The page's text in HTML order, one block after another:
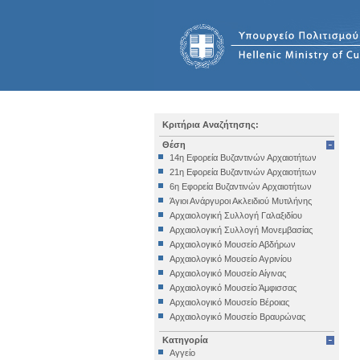
Κριτήρια Αναζήτησης:
Θέση
14η Εφορεία Βυζαντινών Αρχαιοτήτων
21η Εφορεία Βυζαντινών Αρχαιοτήτων
6η Εφορεία Βυζαντινών Αρχαιοτήτων
Άγιοι Ανάργυροι Ακλειδιού Μυτιλήνης
Αρχαιολογική Συλλογή Γαλαξιδίου
Αρχαιολογική Συλλογή Μονεμβασίας
Αρχαιολογικό Μουσείο Αβδήρων
Αρχαιολογικό Μουσείο Αγρινίου
Αρχαιολογικό Μουσείο Αίγινας
Αρχαιολογικό Μουσείο Άμφισσας
Αρχαιολογικό Μουσείο Βέροιας
Αρχαιολογικό Μουσείο Βραυρώνας
Αρχαιολογικό Μουσείο Δελφών
Αρχαιολογικό Μουσείο Ηγουμενίτσας
Κατηγορία
Αγγείο